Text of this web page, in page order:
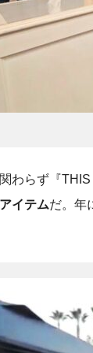
わらず『
イテムだ。年